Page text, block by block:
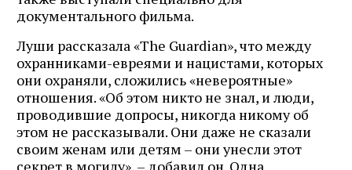
документального фильма.
Луши рассказала «The Guardian», что между
охранниками-евреями и нацистами, которых
они охраняли, сложились «невероятные»
отношения. «Об этом никто не знал, и люди,
проводившие допросы, никогда никому об
этом не рассказывали. Они даже не сказали
своим женам или детям – они унесли этот
секрет в могилу», – добавил он. Одна